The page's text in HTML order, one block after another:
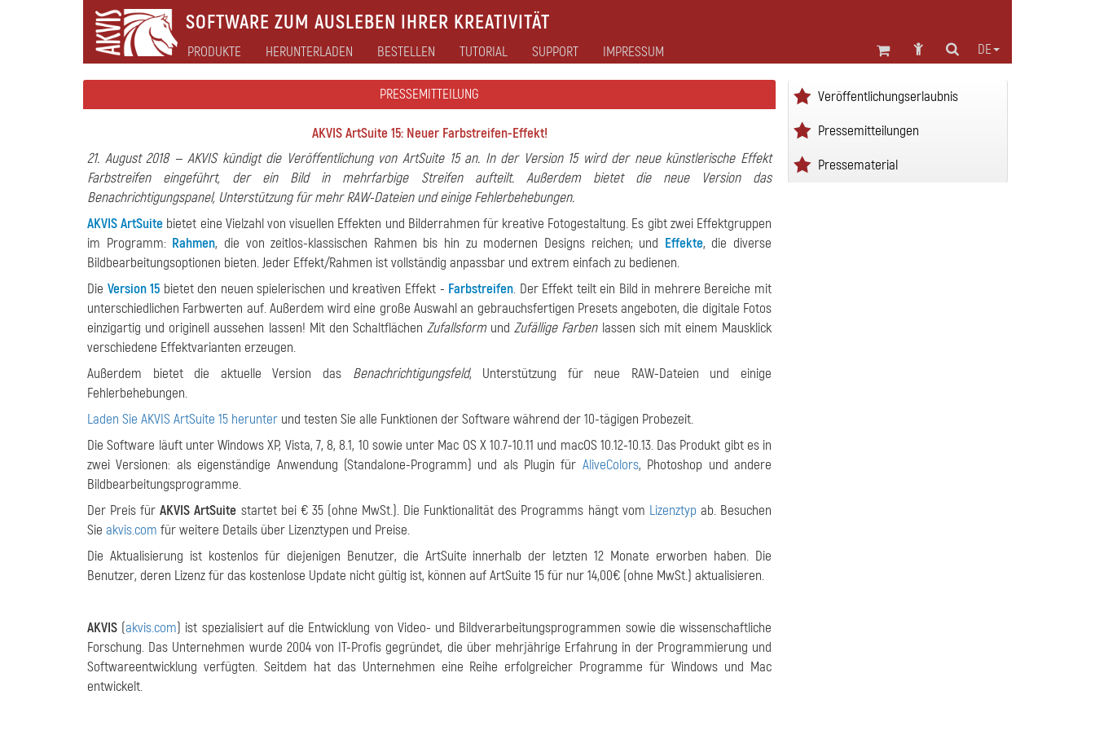
SOFTWARE ZUM AUSLEBEN IHRER KREATIVITÄT
DE
PRODUKTE HERUNTERLADEN BESTELLEN TUTORIAL SUPPORT IMPRESSUM
PRESSEMITTEILUNG
AKVIS ArtSuite 15: Neuer Farbstreifen-Effekt!
21. August 2018 — AKVIS kündigt die Veröffentlichung von ArtSuite 15 an. In der Version 15 wird der neue künstlerische Effekt
Farbstreifen eingeführt, der ein Bild in mehrfarbige Streifen aufteilt. Außerdem bietet die neue Version das
Benachrichtigungspanel, Unterstützung für mehr RAW-Dateien und einige Fehlerbehebungen.
AKVIS ArtSuite bietet eine Vielzahl von visuellen Effekten und Bilderrahmen für kreative Fotogestaltung. Es gibt zwei Effektgruppen
im Programm: Rahmen, die von zeitlos-klassischen Rahmen bis hin zu modernen Designs reichen; und Effekte, die diverse
Bildbearbeitungsoptionen bieten. Jeder Effekt/Rahmen ist vollständig anpassbar und extrem einfach zu bedienen.
Die Version 15 bietet den neuen spielerischen und kreativen Effekt - Farbstreifen. Der Effekt teilt ein Bild in mehrere Bereiche mit
unterschiedlichen Farbwerten auf. Außerdem wird eine große Auswahl an gebrauchsfertigen Presets angeboten, die digitale Fotos
einzigartig und originell aussehen lassen! Mit den Schaltflächen Zufallsform undZufällige Farbenlassen sich mit einem Mausklick
verschiedene Effektvarianten erzeugen.
Außerdem bietet die aktuelle Version das Benachrichtigungsfeld, Unterstützung für neue RAW-Dateien und einige
Fehlerbehebungen.
Laden Sie AKVIS ArtSuite 15 herunter und testen Sie alle Funktionen der Software während der 10-tägigen Probezeit.
Die Software läuft unter Windows XP, Vista, 7, 8, 8.1, 10 sowie unter Mac OS X 10.7-10.11 und macOS 10.12-10.13. Das Produkt gibt es in
zwei Versionen: als eigenständige Anwendung (Standalone-Programm) und als Plugin für AliveColors, Photoshop und andere
Bildbearbeitungsprogramme.
Der Preis fürAKVIS ArtSuite startet bei € 35 (ohne MwSt.). Die Funktionalität des Programms hängt vom Lizenztyp ab. Besuchen
Sie akvis.com für weitere Details über Lizenztypen und Preise.
Die Aktualisierung ist kostenlos für diejenigen Benutzer, die ArtSuite innerhalb der letzten 12 Monate erworben haben. Die
Benutzer, deren Lizenz für das kostenlose Update nicht gültig ist, können auf ArtSuite 15 für nur 14,00€ (ohne MwSt.) aktualisieren.
AKVIS (akvis.com) ist spezialisiert auf die Entwicklung von Video- und Bildverarbeitungsprogrammen sowie die wissenschaftliche
Forschung. Das Unternehmen wurde 2004 von IT-Profis gegründet, die über mehrjährige Erfahrung in der Programmierung und
Softwareentwicklung verfügten. Seitdem hat das Unternehmen eine Reihe erfolgreicher Programme für Windows und Mac
entwickelt.
Veröffentlichungserlaubnis
Pressemitteilungen
Pressematerial